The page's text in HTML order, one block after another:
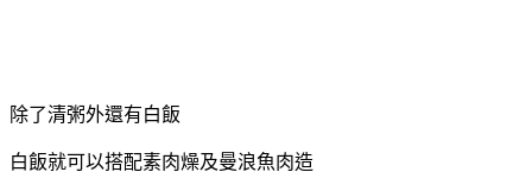
除了清粥外還有白飯
白飯就可以搭配素肉燥及曼浪魚肉造